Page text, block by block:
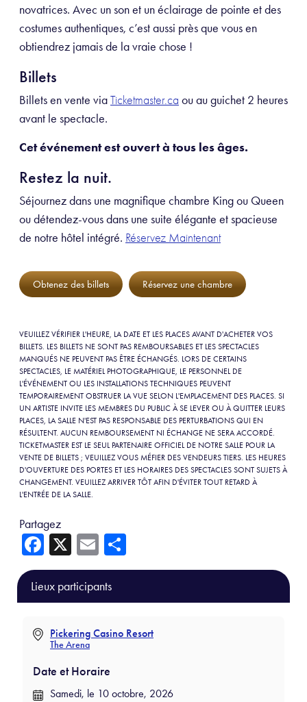
novatrices. Avec un son et un éclairage de pointe et des
costumes authentiques, c’est aussi près que vous en
obtiendrez jamais de la vraie chose !
Billets
Billets en vente viaTicketmaster.ca ou au guichet 2 heures
avant le spectacle.
Cet événement est ouvert à tous les âges.
Restez la nuit.
Séjournez dans une magnifique chambre King ou Queen
ou détendez-vous dans une suite élégante et spacieuse
de notre hôtel intégré. Réservez Maintenant
Obtenez des billets Réservez une chambre
VEUILLEZ VÉRIFIER L'HEURE, LA DATE ET LES PLACES AVANT D'ACHETER VOS
BILLETS. LES BILLETS NE SONT PAS REMBOURSABLES ET LES SPECTACLES
MANQUÉS NE PEUVENT PAS ÊTRE ÉCHANGÉS. LORS DE CERTAINS
SPECTACLES, LE MATÉRIEL PHOTOGRAPHIQUE, LE PERSONNEL DE
L'ÉVÉNEMENT OU LES INSTALLATIONS TECHNIQUES PEUVENT
TEMPORAIREMENT OBSTRUER LA VUE SELON L'EMPLACEMENT DES PLACES. SI
UN ARTISTE INVITE LES MEMBRES DU PUBLIC À SE LEVER OU À QUITTER LEURS
PLACES, LA SALLE N'EST PAS RESPONSABLE DES PERTURBATIONS QUI EN
RÉSULTENT. AUCUN REMBOURSEMENT NI ÉCHANGE NE SERA ACCORDÉ.
TICKETMASTER EST LE SEUL PARTENAIRE OFFICIEL DE NOTRE SALLE POUR LA
VENTE DE BILLETS ; VEUILLEZ VOUS MÉFIER DES VENDEURS TIERS. LES HEURES
D'OUVERTURE DES PORTES ET LES HORAIRES DES SPECTACLES SONT SUJETS À
CHANGEMENT. VEUILLEZ ARRIVER TÔT AFIN D'ÉVITER TOUT RETARD À
L'ENTRÉE DE LA SALLE.
Partagez
Fa
ce
b
o
ok
X
E
m
ail
ar
Lieux participants
Pickering Casino Resort
The Arena
Date et Horaire
Samedi, le 10 octobre, 2026